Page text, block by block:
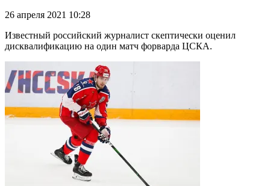
26 апреля 2021 10:28
Известный российский журналист скептически оценил
дисквалификацию на один матч форварда ЦСКА.